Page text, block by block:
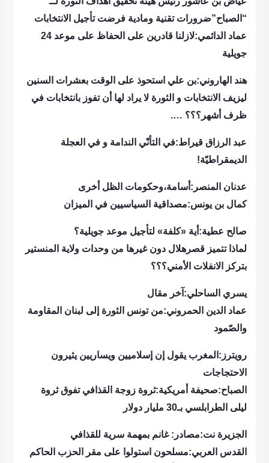
“الصباح”ضرورات تقنية ومادية فرضت تأجيل الانتخابات
عماد الدائمي:لازلنا قادرين على الحفاظ على موعد 24
جويلية
هند الهاروني:بن علي استحوذ على الوقت بعشرات السنين
ليزيف الانتخابات و الثورة لا يراد لها أن تفوز بانتخابات في
ظرف أشهر؟؟؟ ….
عبد الرزاق قيراط:في التأنّي الندامة و في العجلة
الديمقراطيّة!
عدنان المنصر:أسامة،وحكومات الظل أخرى
كمال بن يونس:مصداقية السياسيين في الميزان
صالح عطية:أية «كلفة» لتأجيل موعد جويلية؟
لماذا تتميز قصرهلال دون غيرها من وحدات ولاية المنستير
بتركز الانفلات الأمني؟؟؟
يسري الساحلي:آخر مقال
عماد الدين الحمروني:من تونس الثورة إلى لبنان المقاومة
والصّمود
رويترز:المغرب يقول إن إسلاميين ويساريين يثيرون
الاحتجاجات
الصباح:صحيفة أمريكية:ثروة زوجة القذافي تفوق ثروة
ليلى الطرابلسي بـ30 مليار دولار
الجزيرة نت:مصادر: غانم بمهمة سرية للقذافي
القدس العربي:مسلحون استولوا على مقر الحزب الحاكم